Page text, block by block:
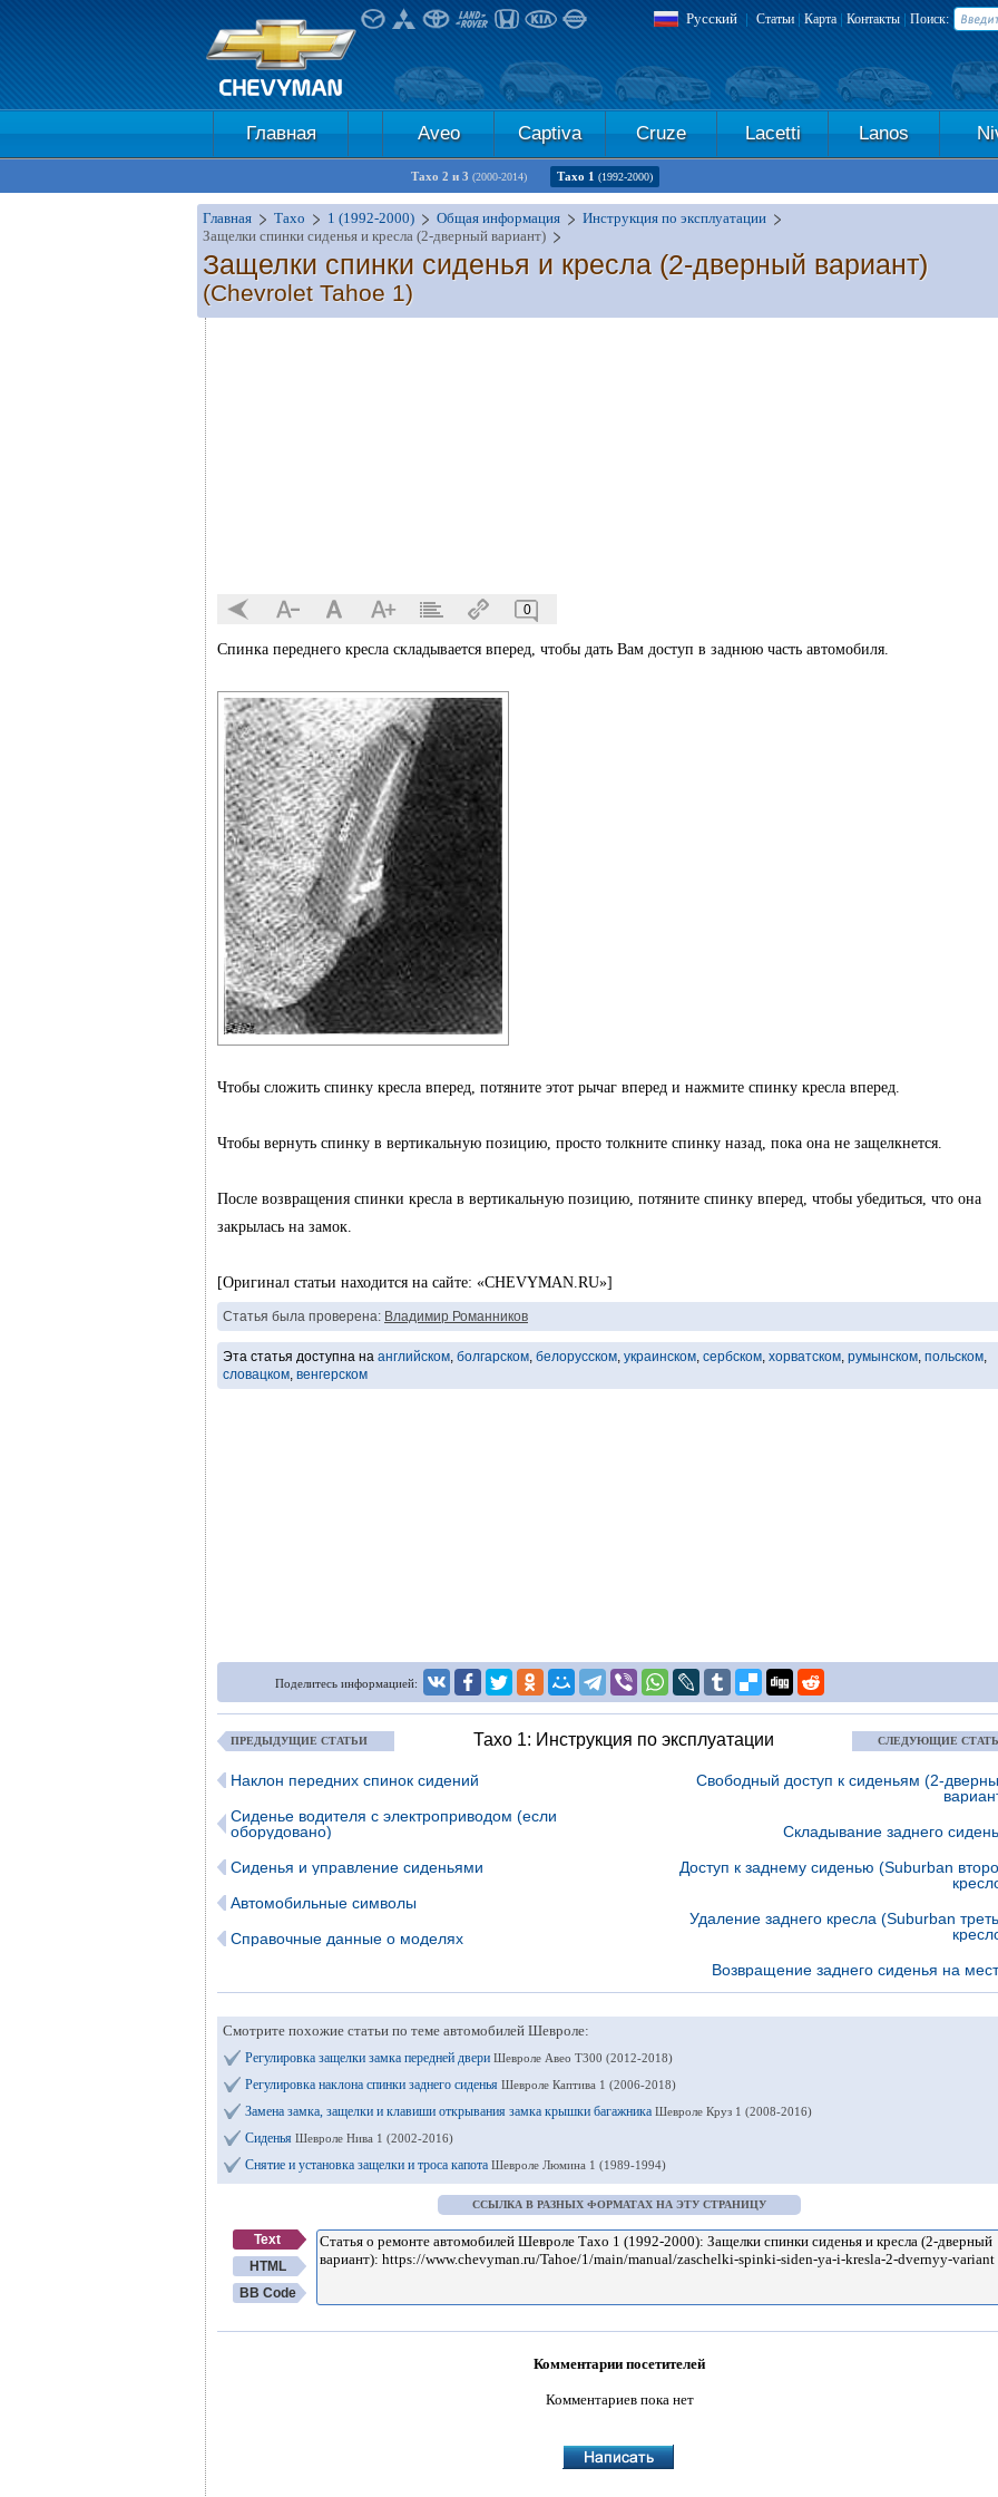
Русский | Статьи | Карта| Контакты | Поиск:
Главная Aveo Captiva Cruze Lacetti Lanos
Тахо 2 и 3 (2000-2014) Тахо 1 (1992-2000)
Главная Тахо 1 (1992-2000) Общая информация
Инструкция по эксплуатации
Защелки спинки сиденья и кресла (2-дверный вариант)
Защелки спинки сиденья и кресла (2-дверный вариант)
(Chevrolet Tahoe 1)
0
Спинка переднего кресла складывается вперед, чтобы дать Вам доступ в заднюю часть автомобиля.
Чтобы сложить спинку кресла вперед, потяните этот рычаг вперед и нажмите спинку кресла вперед.
Чтобы вернуть спинку в вертикальную позицию, просто толкните спинку назад, пока она не защелкнется.
После возвращения спинки кресла в вертикальную позицию, потяните спинку вперед, чтобы убедиться, что она
закрылась на замок.
[Оригинал статьи находится на сайте: «CHEVYMAN.RU»]
Статья была проверена: Владимир Романников
Эта статья доступна на английском, болгарском, белорусском, украинском, сербском, хорватском, румынском, польском,
словацком, венгерском
Поделитесь информацией:
ПРЕДЫДУЩИЕ СТАТЬИ Тахо 1: Инструкция по эксплуатации СЛЕДУЮЩИЕ
Наклон передних спинок сидений
Сиденье водителя с электроприводом (если
оборудовано)
Сиденья и управление сиденьями
Автомобильные символы
Справочные данные о моделях
Свободный доступ к сиденьям (2-
Складывание заднего
Доступ к заднему сиденью (Suburban
Удаление заднего кресла (Suburban
Возвращение заднего сиденья на
Смотрите похожие статьи по теме автомобилей Шевроле:
Регулировка защелки замка передней двери Шевроле Авео Т300 (2012-2018)
Регулировка наклона спинки заднего сиденья Шевроле Каптива 1 (2006-2018)
Замена замка, защелки и клавиши открывания замка крышки багажника Шевроле Круз 1 (2008-2016)
Сиденья Шевроле Нива 1 (2002-2016)
Снятие и установка защелки и троса капота Шевроле Люмина 1 (1989-1994)
ССЫЛКА В РАЗНЫХ ФОРМАТАХ НА ЭТУ СТРАНИЦУ
Text
HTML
BB Code
Комментарии посетителей
Комментариев пока нет